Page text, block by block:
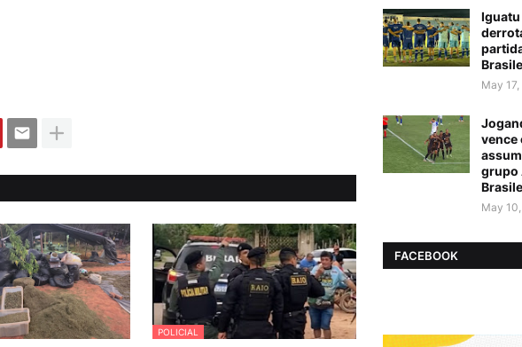
POLICIAL
Iguatu
May
vence
grupo
May
FACEBOOK